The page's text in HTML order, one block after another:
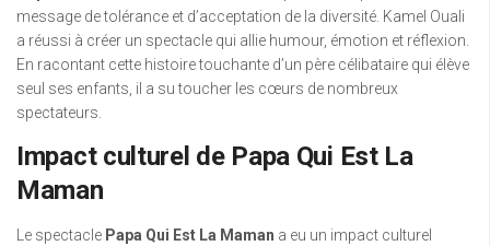
message de tolérance et d’acceptation de la diversité. Kamel Ouali
a réussi à créer un spectacle qui allie humour, émotion et réflexion.
En racontant cette histoire touchante d’un père célibataire qui élève
seul ses enfants, il a su toucher les cœurs de nombreux
spectateurs.
Impact culturel de Papa Qui Est La
Maman
Le spectacle Papa Qui Est La Maman a eu un impact culturel